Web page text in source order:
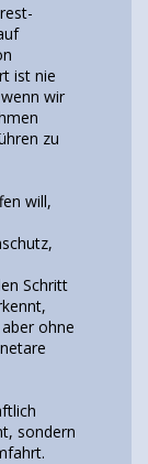
ist nie
wir
zu
will,
Schritt
ohne
sondern